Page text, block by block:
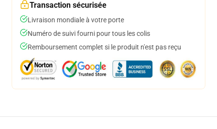
Transaction sécurisée
Livraison mondiale à votre porte
Numéro de suivi fourni pour tous les colis
Remboursement complet si le produit n'est pas reçu